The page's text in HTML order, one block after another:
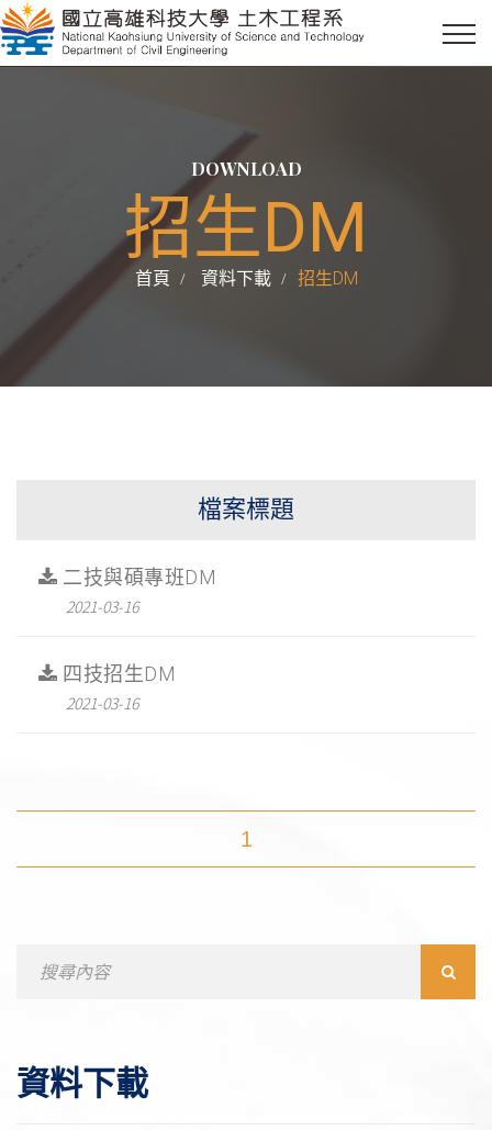
DOWNLOAD
招生DM
首頁 資料下載 招生DM
檔案標題
二技與碩專班DM
2021-03-16
四技招生DM
2021-03-16
1
資料下載